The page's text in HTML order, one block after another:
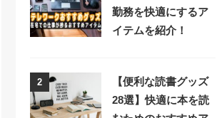
勤務を快適にするア
イテムを紹介！
2
【便利な読書グッズ
28選】快適に本を読